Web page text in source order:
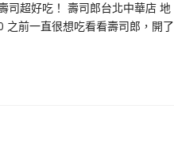
司超好吃！ 壽司郎台北中華店 地
前一直很想吃看看壽司郎，開了